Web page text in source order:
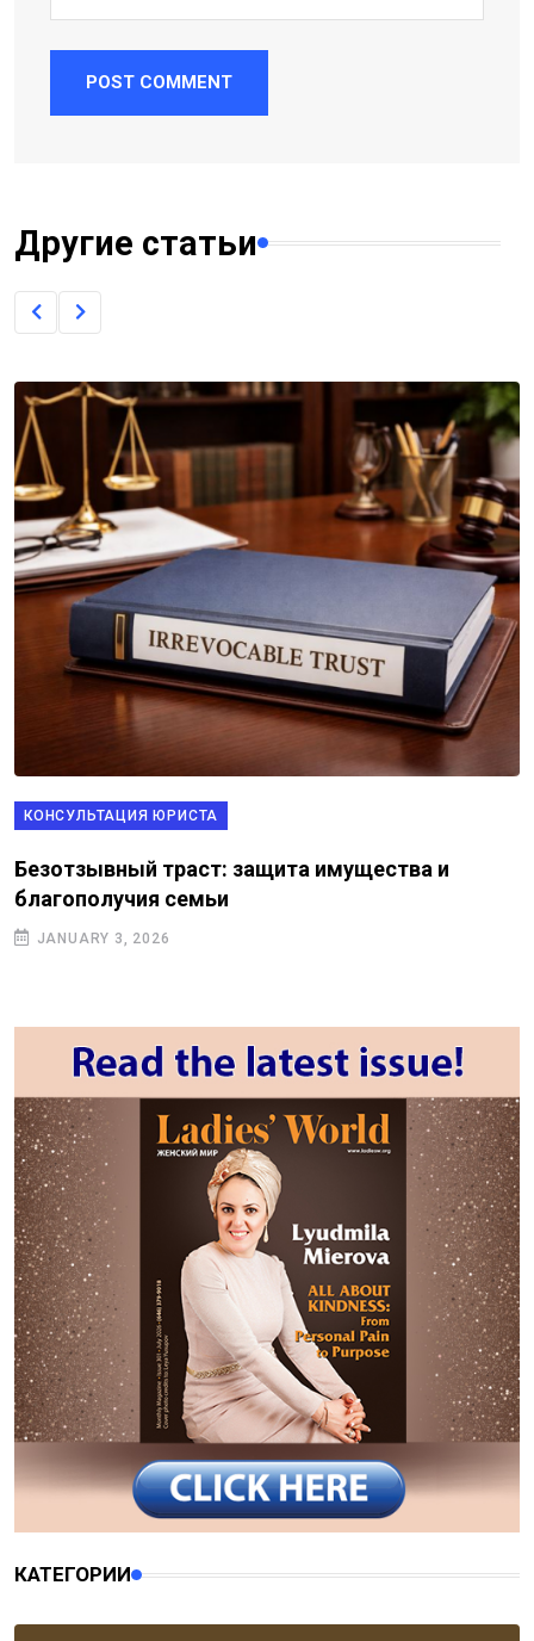
POST COMMENT
Другие статьи
КОНСУЛЬТАЦИЯ ЮРИСТА
Безотзывный траст: защита имущества и
благополучия семьи
JANUARY 3, 2026
КАТЕГОРИИ